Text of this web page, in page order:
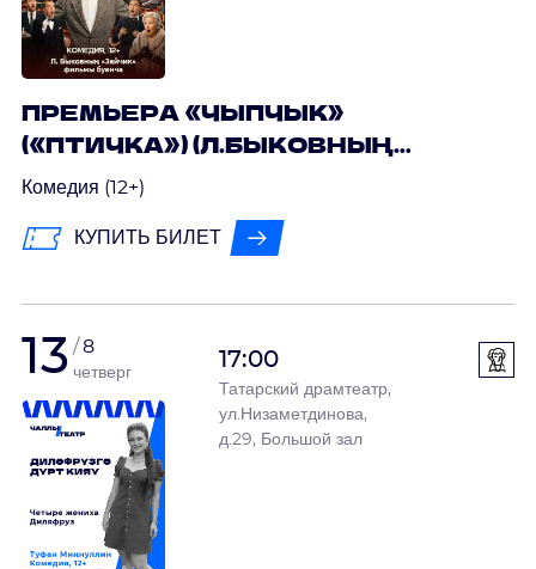
ПРЕМЬЕРА «ЧЫПЧЫК»
(«ПТИЧКА») (Л.БЫКОВНЫҢ
«ЗАЙЧИК» ФИЛЬМЫ БУЕНЧА)
Комедия (12+)
КУПИТЬ БИЛЕТ
13 8
четверг
17:00
Татарский драмтеатр,
ул.Низаметдинова,
д.29, Большой зал